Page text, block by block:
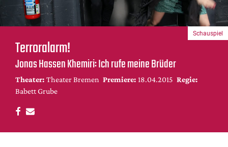
Bühnenwelt
Festivals & Veranstaltungen
Menschen & Theater
Themen
Internationales
Nachrufe
DdB-map
Terroralarm!
Jonas Hassen Khemiri: Ich rufe meine Brüder
Theater: Theater Bremen Premiere: 18.04.2015 Regie:
Babett Grube
Schauspiel